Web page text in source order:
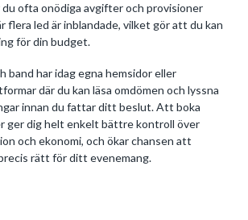
ofta onödiga avgifter och provisioner
flera led är inblandade, vilket gör att du kan
för din budget.
band har idag egna hemsidor eller
där du kan läsa omdömen och lyssna
innan du fattar ditt beslut. Att boka
ger dig helt enkelt bättre kontroll över
och ekonomi, och ökar chansen att
rätt för ditt evenemang.